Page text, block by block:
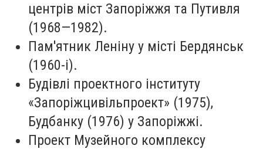
центрів міст Запоріжжя та Путивля
(1968—1982).
Пам'ятник Леніну у місті Бердянськ
(1960-і).
Будівлі проектного інституту
«Запоріжцивільпроект» (1975),
Будбанку (1976) у Запоріжжі.
Проект Музейного комплексу